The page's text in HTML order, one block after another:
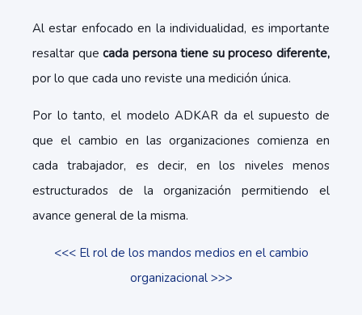
Al estar enfocado en la individualidad, es importante
resaltar que cada persona tiene su proceso diferente,
por lo que cada uno reviste una medición única.
Por lo tanto, el modelo ADKAR da el supuesto de
que el cambio en las organizaciones comienza en
cada trabajador, es decir, en los niveles menos
estructurados de la organización permitiendo el
avance general de la misma.
<<< El rol de los mandos medios en el cambio
organizacional >>>